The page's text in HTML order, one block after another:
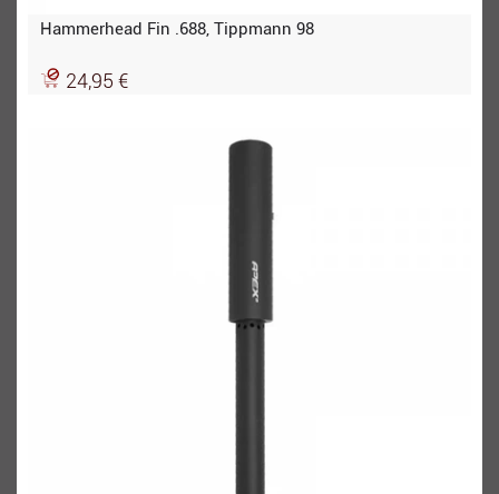
Hammerhead Fin .688, Tippmann 98
24,95 €